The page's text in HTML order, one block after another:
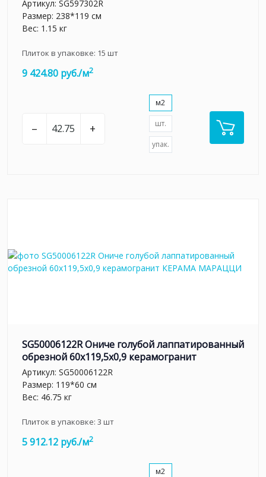
Артикул: SG597302R
Размер: 238*119 см
Вес: 1.15 кг
Плиток в упаковке: 15 шт
9 424.80 руб./м2
– +
м2
шт.
упак.
SG50006122R Ониче голубой лаппатированный
обрезной 60x119,5x0,9 керамогранит
Артикул: SG50006122R
Размер: 119*60 см
Вес: 46.75 кг
Плиток в упаковке: 3 шт
5 912.12 руб./м2
м2